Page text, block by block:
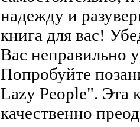
надежду и
книга для вас!
Вас неправильно
Попробуйте
Lazy People". Эта
качественно